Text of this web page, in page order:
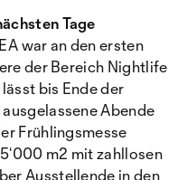
Tage
war an den ersten
der Bereich Nightlife
bis Ende der
Abende
Frühlingsmesse
m2 mit zahllosen
Ausstellende in den